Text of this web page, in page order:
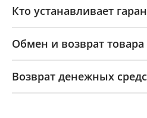
Кто устанавливает
Обмен и возврат
Возврат денежных